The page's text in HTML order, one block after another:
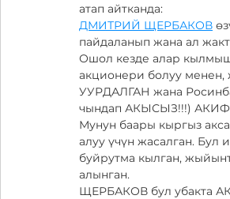
атап айтканда:
ДМИТРИЙ ЩЕРБАКОВ
пайдаланып жана ал
Ошол кезде алар
акционери болуу менен,
УУРДАЛГАН жана
чындап АКЫСЫЗ!!!)
Мунун баары кыргыз
алуу үчүн жасалган.
буйрутма кылган,
алынган.
ЩЕРБАКОВ бул убакта